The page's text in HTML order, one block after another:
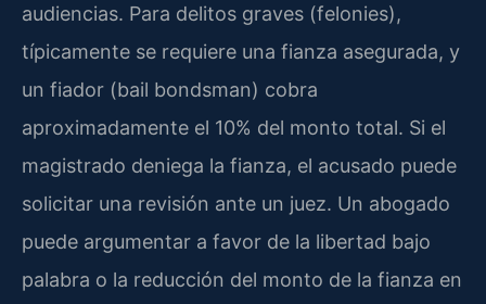
audiencias. Para delitos graves (felonies),
típicamente se requiere una fianza asegurada, y
un fiador (bail bondsman) cobra
aproximadamente el 10% del monto total. Si el
magistrado deniega la fianza, el acusado puede
solicitar una revisión ante un juez. Un abogado
puede argumentar a favor de la libertad bajo
palabra o la reducción del monto de la fianza en